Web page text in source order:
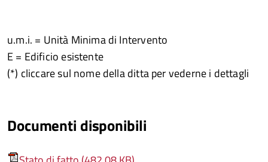
u.m.i. = Unità Minima di Intervento
E = Edificio esistente
(*) cliccare sul nome della ditta per vederne i dettagli
Documenti disponibili